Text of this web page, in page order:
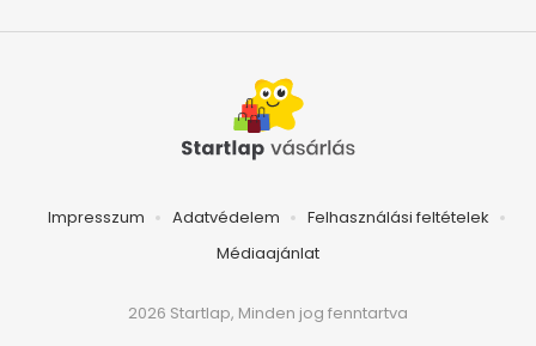
Impresszum Adatvédelem
Felhasználási feltételek
Médiaajánlat
2026 Startlap, Minden jog fenntartva